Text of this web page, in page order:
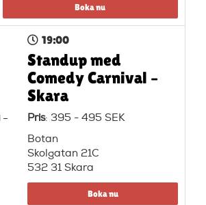
Boka nu
19:00
Standup med
Comedy Carnival –
Skara
Pris: 395 - 495 SEK
Botan
Skolgatan 21C
532 31 Skara
Boka nu